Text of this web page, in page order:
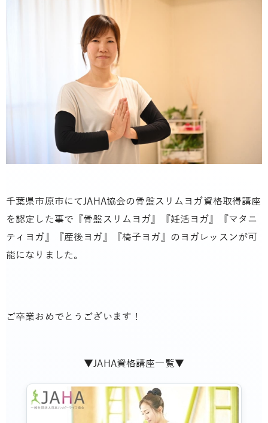
千葉県市原市にてJAHA協会の骨盤スリムヨガ資格取得講座
を認定した事で『骨盤スリムヨガ』『妊活ヨガ』『マタニ
ティヨガ』『産後ヨガ』『椅子ヨガ』のヨガレッスンが可
能になりました。
ご卒業おめでとうございます！
▼JAHA資格講座一覧▼